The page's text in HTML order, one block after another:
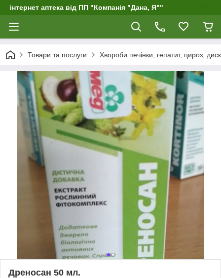
інтернет аптека від ПП "Компанія "Дана, Я""
Товари та послуги Хвороби печінки, гепатит, цироз,
Дреносан 50 мл.